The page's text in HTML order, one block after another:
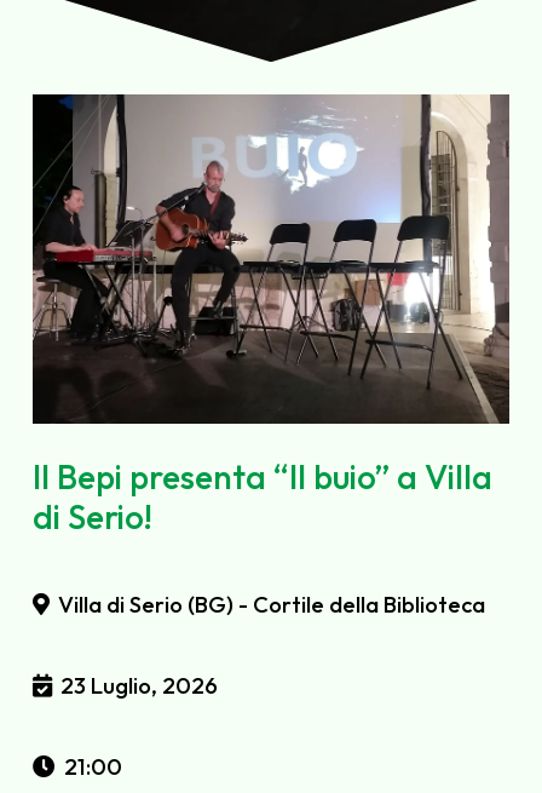
Il Bepi presenta “Il buio” a Villa
di Serio!
Villa di Serio (BG) - Cortile della Biblioteca
23 Luglio, 2026
21:00